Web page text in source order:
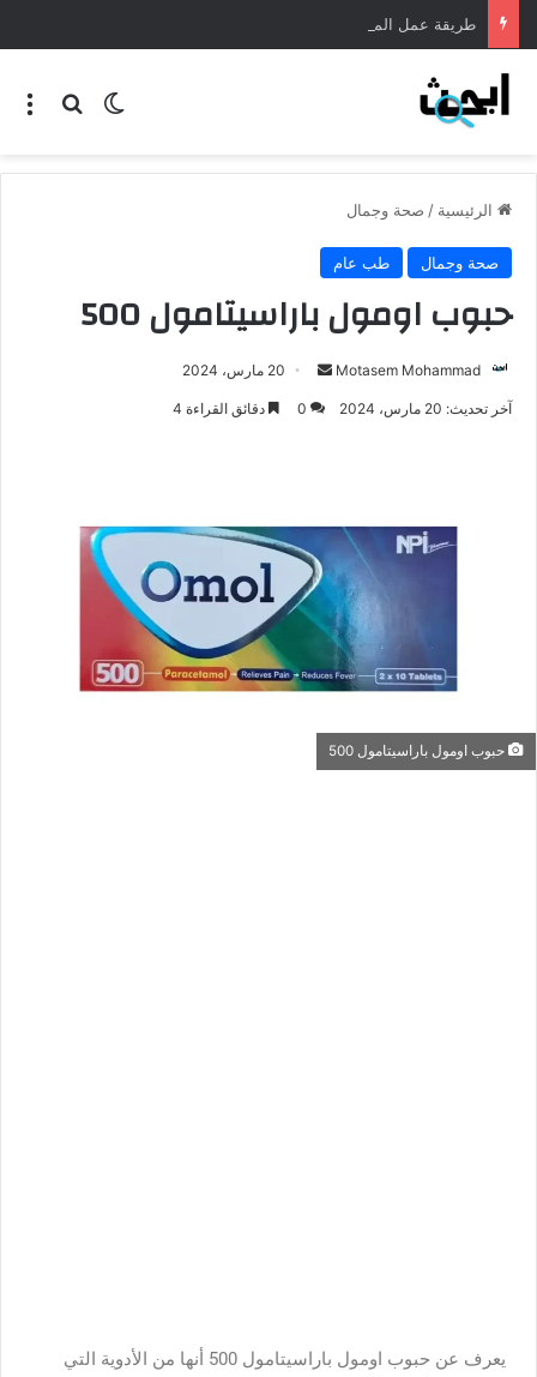
طريقة عمل المنسف الاردني
الرئيسية / صحة وجمال
صحة وجمال طب عام
حبوب اومول باراسيتامول 500
Motasem Mohammad 20 مارس، 2024
آخر تحديث: 20 مارس، 2024 0 دقائق القراءة 4
حبوب اومول باراسيتامول 500
يعرف عن حبوب اومول باراسيتامول 500 أنها من الأدوية التي